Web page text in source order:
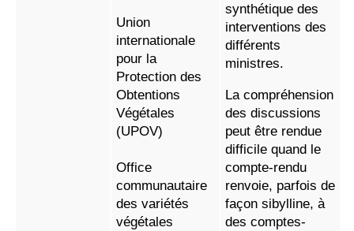
Union
internationale
pour la
Protection des
Obtentions
Végétales
(UPOV)
Office
communautaire
des variétés
végétales
synthétique des
interventions des
différents
ministres.
La compréhension
des discussions
peut être rendue
difficile quand le
compte-rendu
renvoie, parfois de
façon sibylline, à
des comptes-